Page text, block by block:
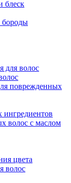
блеск
бороды
для волос
поврежденных
ингредиентов
волос с маслом
цвета
волос